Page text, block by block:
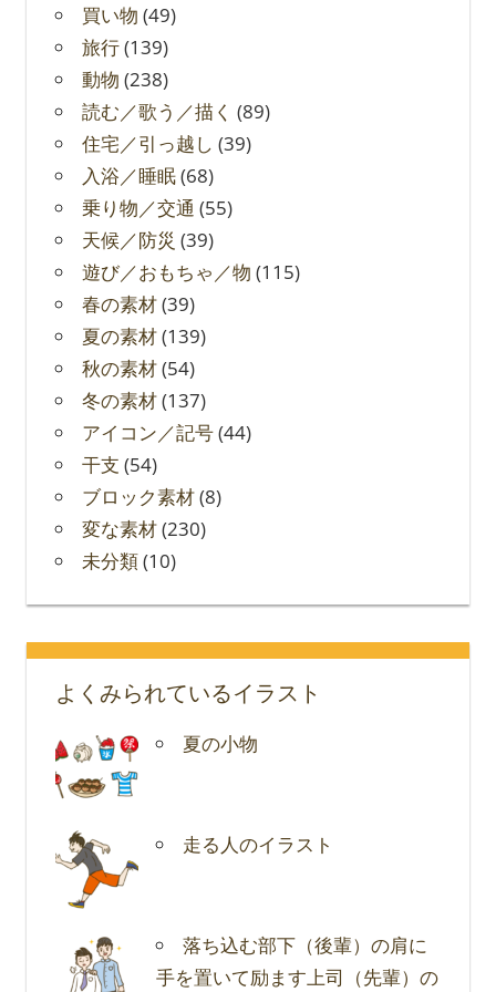
買い物 (49)
旅行(139)
動物 (238)
読む／歌う／描く (89)
住宅／引っ越し (39)
入浴／睡眠(68)
乗り物／交通 (55)
天候／防災 (39)
遊び／おもちゃ／物 (115)
春の素材(39)
夏の素材(139)
秋の素材(54)
冬の素材(137)
アイコン／記号(44)
干支 (54)
ブロック素材(8)
変な素材(230)
未分類(10)
よくみられているイラスト
夏の小物
走る人のイラスト
落ち込む部下（後輩）の肩に
手を置いて励ます上司（先輩）の